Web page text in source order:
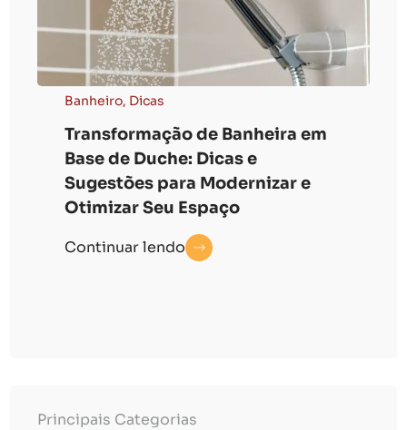
Banheiro, Dicas
Transformação de Banheira em
Base de Duche: Dicas e
Sugestões para Modernizar e
Otimizar Seu Espaço
Continuar lendo
Principais Categorias